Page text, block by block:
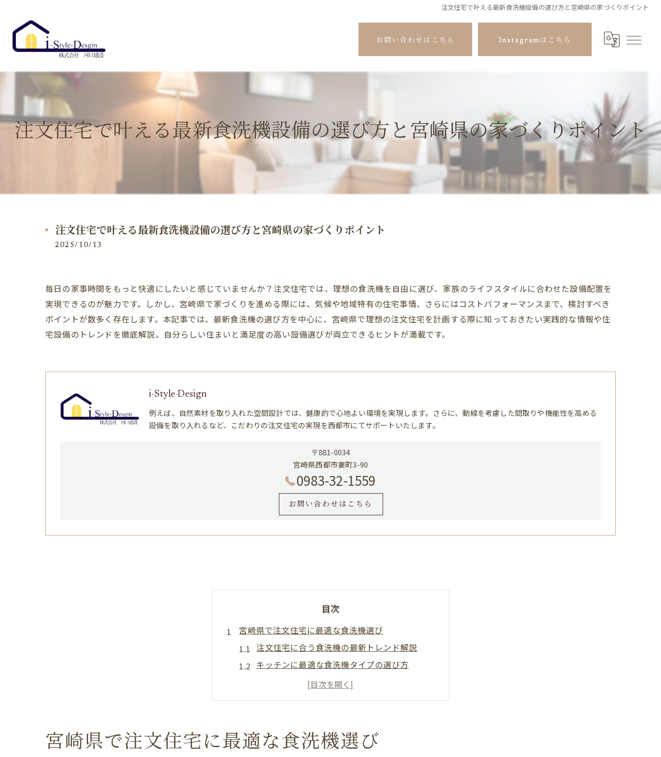
注文住宅で叶える最新食洗機設備の選び方と宮崎県の家づくりポイント
お問い合わせはこちら Instagramはこちら
注文住宅で叶える最新食洗機設備の選び方と宮崎県の家づくりポイント
注文住宅で叶える最新食洗機設備の選び方と宮崎県の家づくりポイント
2025/10/13
毎日の家事時間をもっと快適にしたいと感じていませんか？注文住宅では、理想の食洗機を自由に選び、家族のライフスタイルに合わせた設備配置を
実現できるのが魅力です。しかし、宮崎県で家づくりを進める際には、気候や地域特有の住宅事情、さらにはコストパフォーマンスまで、検討すべき
ポイントが数多く存在します。本記事では、最新食洗機の選び方を中心に、宮崎県で理想の注文住宅を計画する際に知っておきたい実践的な情報や住
宅設備のトレンドを徹底解説。自分らしい住まいと満足度の高い設備選びが両立できるヒントが満載です。
i-Style-Design
例えば、自然素材を取り入れた空間設計では、健康的で心地よい環境を実現します。さらに、動線を考慮した間取りや機能性を高める
設備を取り入れるなど、こだわりの注文住宅の実現を西都市にてサポートいたします。
〒881-0034
宮崎県西都市妻町3-90
0983-32-1559
お問い合わせはこちら
目次
宮崎県で注文住宅に最適な食洗機選び
注文住宅に合う食洗機の最新トレンド解説
キッチンに最適な食洗機タイプの選び方
住まいに合わせた注文住宅の設備比較ポイント
モデルハウス見学で確認したい設備の特徴
理想の注文住宅へ導く最新食洗機の実力
注文住宅で人気の食洗機機能と利便性
宮崎県で注文住宅に最適な食洗機選び